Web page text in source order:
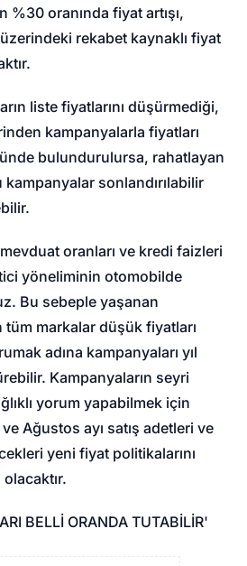
%30 oranında fiyat artışı,
üzerindeki rekabet kaynaklı fiyat
liste fiyatlarını düşürmediği,
kampanyalarla fiyatları
bulundurulursa, rahatlayan
kampanyalar sonlandırılabilir
oranları ve kredi faizleri
yöneliminin otomobilde
Bu sebeple yaşanan
markalar düşük fiyatları
adına kampanyaları yıl
Kampanyaların seyri
yorum yapabilmek için
Ağustos ayı satış adetleri ve
yeni fiyat politikalarını
BELLİ ORANDA TUTABİLİR'